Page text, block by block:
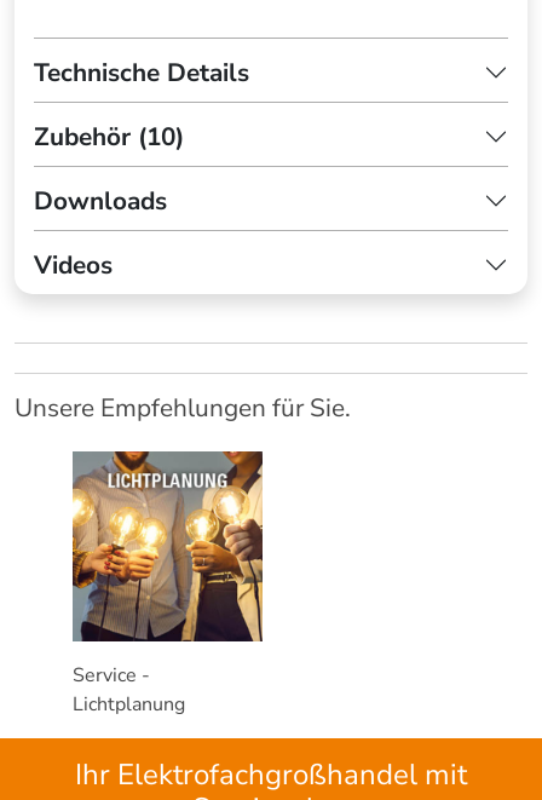
Technische Details
Zubehör (10)
Downloads
Videos
Unsere Empfehlungen für Sie.
Service -
Lichtplanung
Ihr Elektrofachgroßhandel mit